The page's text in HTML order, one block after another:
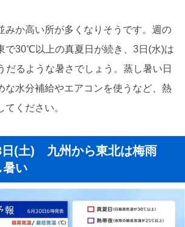
みか高い所が多くなりそうです。週の
で30℃以上の真夏日が続き、3日(水)は
るような暑さでしょう。蒸し暑い日
な水分補給やエアコンを使うなど、熱
ください。
日(土) 九州から東北は梅雨
い